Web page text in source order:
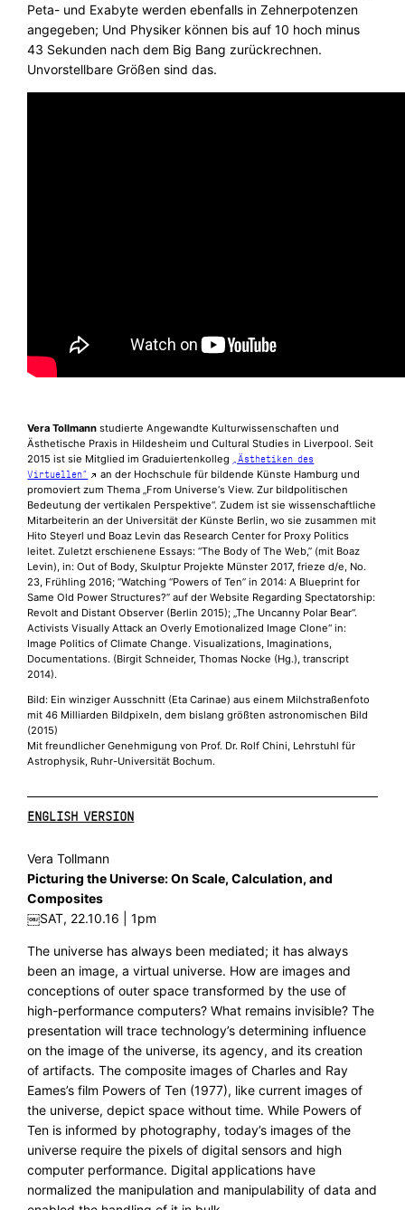
Peta- und Exabyte werden ebenfalls in Zehnerpotenzen
angegeben; Und Physiker können bis auf 10 hoch minus
43 Sekunden nach dem Big Bang zurückrechnen.
Unvorstellbare Größen sind das.
Vera Tollmann studierte Angewandte Kulturwissenschaften und
Ästhetische Praxis in Hildesheim und Cultural Studies in Liverpool. Seit
2015 ist sie Mitglied im Graduiertenkolleg „Ästhetiken des
Virtuellen“
an der Hochschule für bildende Künste Hamburg und
promoviert zum Thema „From Universe‘s View. Zur bildpolitischen
Bedeutung der vertikalen Perspektive“. Zudem ist sie wissenschaftliche
Mitarbeiterin an der Universität der Künste Berlin, wo sie zusammen mit
Hito Steyerl und Boaz Levin das Research Center for Proxy Politics
leitet. Zuletzt erschienene Essays: “The Body of The Web,” (mit Boaz
Levin), in: Out of Body, Skulptur Projekte Münster 2017, frieze d/e, No.
23, Frühling 2016; “Watching “Powers of Ten” in 2014: A Blueprint for
Same Old Power Structures?” auf der Website Regarding Spectatorship:
Revolt and Distant Observer (Berlin 2015); „The Uncanny Polar Bear“.
Activists Visually Attack an Overly Emotionalized Image Clone“ in:
Image Politics of Climate Change. Visualizations, Imaginations,
Documentations. (Birgit Schneider, Thomas Nocke (Hg.), transcript
2014).
Bild: Ein winziger Ausschnitt (Eta Carinae) aus einem Milchstraßenfoto
mit 46 Milliarden Bildpixeln, dem bislang größten astronomischen Bild
(2015)
Mit freundlicher Genehmigung von Prof. Dr. Rolf Chini, Lehrstuhl für
Astrophysik, Ruhr-Universität Bochum.
ENGLISH VERSION
Vera Tollmann
Picturing the Universe: On Scale, Calculation, and
Composites
￼SAT, 22.10.16 | 1pm
The universe has always been mediated; it has always
been an image, a virtual universe. How are images and
conceptions of outer space transformed by the use of
high-performance computers? What remains invisible? The
presentation will trace technology’s determining influence
on the image of the universe, its agency, and its creation
of artifacts. The composite images of Charles and Ray
Eames’s film Powers of Ten (1977), like current images of
the universe, depict space without time. While Powers of
Ten is informed by photography, today’s images of the
universe require the pixels of digital sensors and high
computer performance. Digital applications have
normalized the manipulation and manipulability of data and